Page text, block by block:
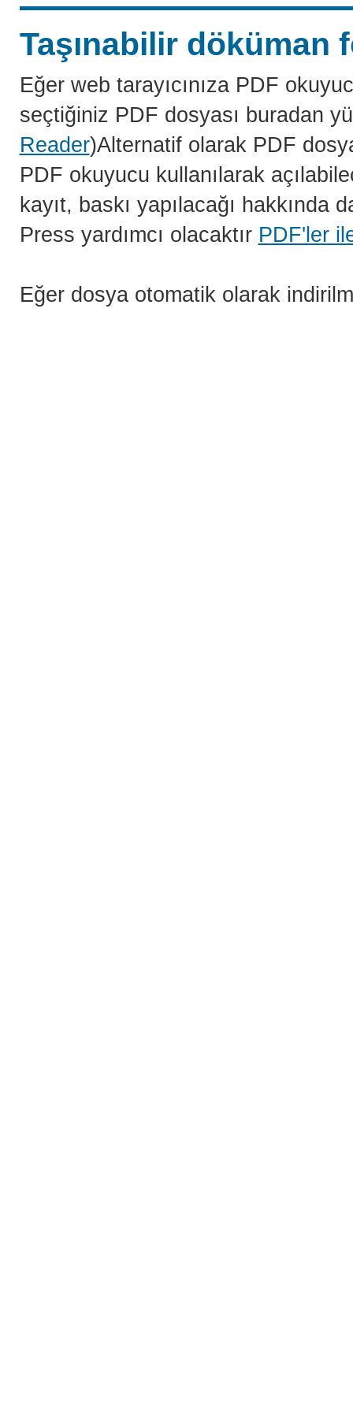
Taşınabilir döküman
Eğer web tarayıcınıza PDF
seçtiğiniz PDF dosyası buradan
Reader)Alternatif olarak PDF
PDF okuyucu kullanılarak
kayıt, baskı yapılacağı
Press yardımcı olacaktır PDF'ler
Eğer dosya otomatik olarak